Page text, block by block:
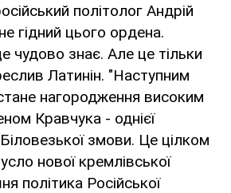
політолог Андрій
гідний цього ордена.
чудово знає. Але це тільки
Латинін. "Наступним
нагородження високим
Кравчука - однієї
змови. Це цілком
нової кремлівської
політика Російської